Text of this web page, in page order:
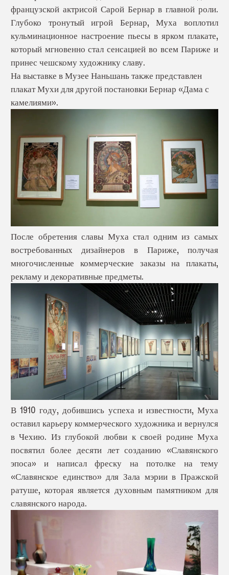
французской актрисой Сарой Бернар в главной роли.
Глубоко тронутый игрой Бернар, Муха воплотил
кульминационное настроение пьесы в ярком плакате,
который мгновенно стал сенсацией во всем Париже и
принес чешскому художнику славу.
На выставке в Музее Наньшань также представлен
плакат Мухи для другой постановки Бернар «Дама с
камелиями».
После обретения славы Муха стал одним из самых
востребованных дизайнеров в Париже, получая
многочисленные коммерческие заказы на плакаты,
рекламу и декоративные предметы.
В 1910 году, добившись успеха и известности, Муха
оставил карьеру коммерческого художника и вернулся
в Чехию. Из глубокой любви к своей родине Муха
посвятил более десяти лет созданию «Славянского
эпоса» и написал фреску на потолке на тему
«Славянское единство» для Зала мэрии в Пражской
ратуше, которая является духовным памятником для
славянского народа.